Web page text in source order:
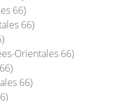
66)
66)
Orientales 66)
66)